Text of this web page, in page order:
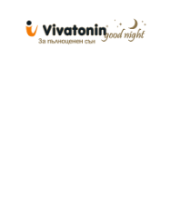
съдържанието